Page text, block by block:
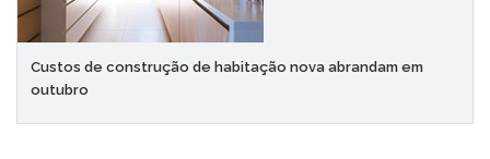
Custos de construção de habitação nova abrandam em
outubro